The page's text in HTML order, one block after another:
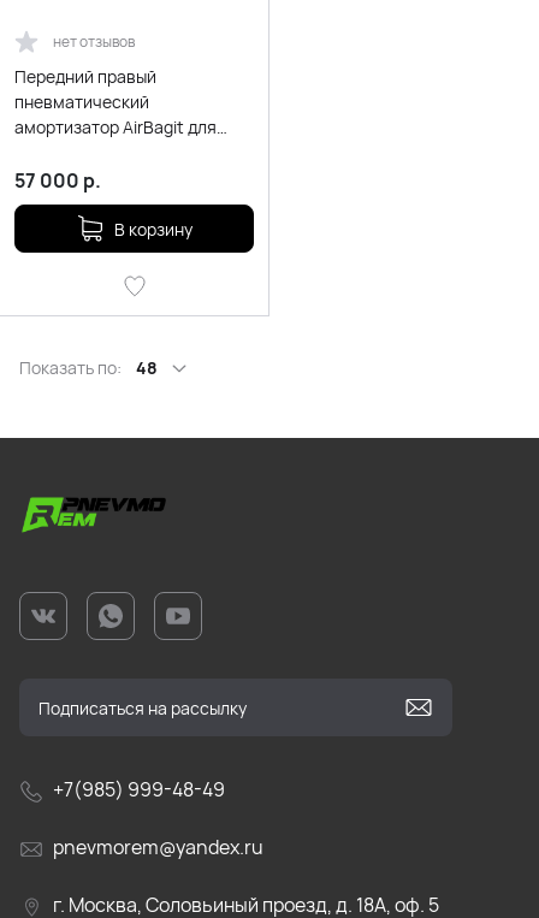
нет отзывов
Передний правый
пневматический
амортизатор AirBagit для
(2016-2022)
57 000 р.
В корзину
Показать по: 48
+7(985) 999-48-49
pnevmorem@yandex.ru
г. Москва, Соловьиный проезд, д. 18А, оф. 5